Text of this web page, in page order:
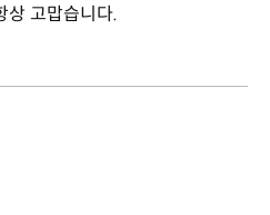
상 고맙습니다.